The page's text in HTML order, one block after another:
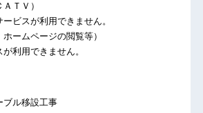
ＴＶ）
ビスが利用できません。
ホームページの閲覧等）
利用できません。
ブル移設工事